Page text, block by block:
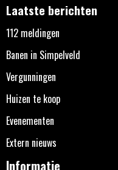
Laatste berichten
112 meldingen
Banen in Simpelveld
Vergunningen
Huizen te koop
Evenementen
Extern nieuws
Informatie